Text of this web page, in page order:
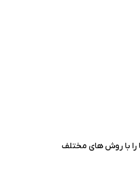
را با روش های مختلف